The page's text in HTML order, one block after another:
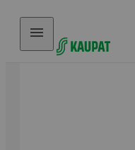
Hyppää sisältöön